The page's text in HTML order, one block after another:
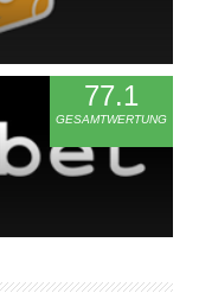
77.1
GESAMTWERTUNG